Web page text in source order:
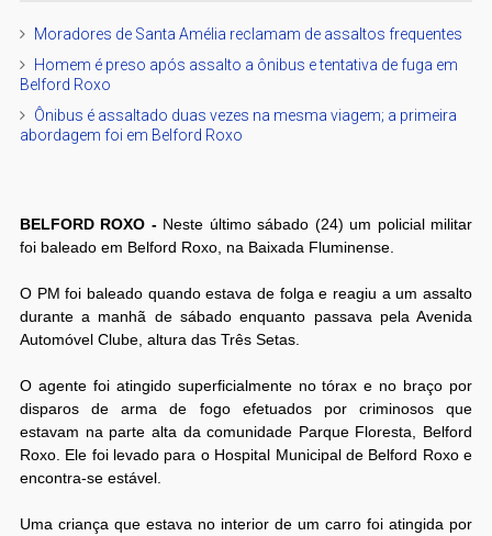
Moradores de Santa Amélia reclamam de assaltos frequentes
Homem é preso após assalto a ônibus e tentativa de fuga em
Belford Roxo
Ônibus é assaltado duas vezes na mesma viagem; a primeira
abordagem foi em Belford Roxo
BELFORD ROXO - Neste último sábado (24) um policial militar
foi baleado em Belford Roxo, na Baixada Fluminense.
O PM foi baleado quando estava de folga e reagiu a um assalto
durante a manhã de sábado enquanto passava pela Avenida
Automóvel Clube, altura das Três Setas.
O agente foi atingido superficialmente no tórax e no braço por
disparos de arma de fogo efetuados por criminosos que
estavam na parte alta da comunidade Parque Floresta, Belford
Roxo. Ele foi levado para o Hospital Municipal de Belford Roxo e
encontra-se estável.
Uma criança que estava no interior de um carro foi atingida por